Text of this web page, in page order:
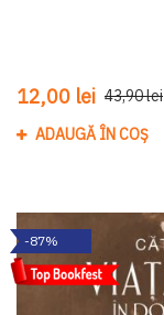
12,00 lei 43,90 lei
ADAUGĂ ÎN COȘ
-87%